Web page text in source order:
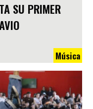
SU PRIMER
Música